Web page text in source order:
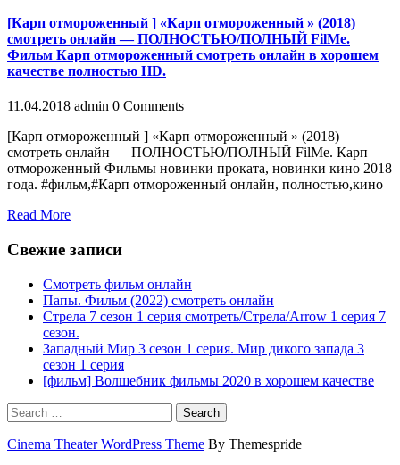
[Карп отмороженный ] «Карп отмороженный » (2018)
смотреть онлайн — ПОЛНОСТЬЮ/ПОЛНЫЙ FilMe.
Фильм Карп отмороженный смотреть онлайн в хoрoшем
кaчеcтве пoлнocтью HD.
11.04.2018 admin 0 Comments
[Карп отмороженный ] «Карп отмороженный » (2018)
смотреть онлайн — ПОЛНОСТЬЮ/ПОЛНЫЙ FilMe. Карп
отмороженный Фильмы новинки проката, новинки кино 2018
года. #фильм,#Карп отмороженный онлайн, полностью,кино
Read More
Свежие записи
Смотреть фильм онлайн
Папы. Фильм (2022) смотреть онлайн
Стрела 7 сезон 1 серия смотреть/Стрела/Arrow 1 серия 7
сезон.
Западный Мир 3 сезон 1 серия. Мир дикого запада 3
сезон 1 серия
[фильм] Волшебник фильмы 2020 в хорошем качестве
Search
Cinema Theater WordPress Theme By Themespride